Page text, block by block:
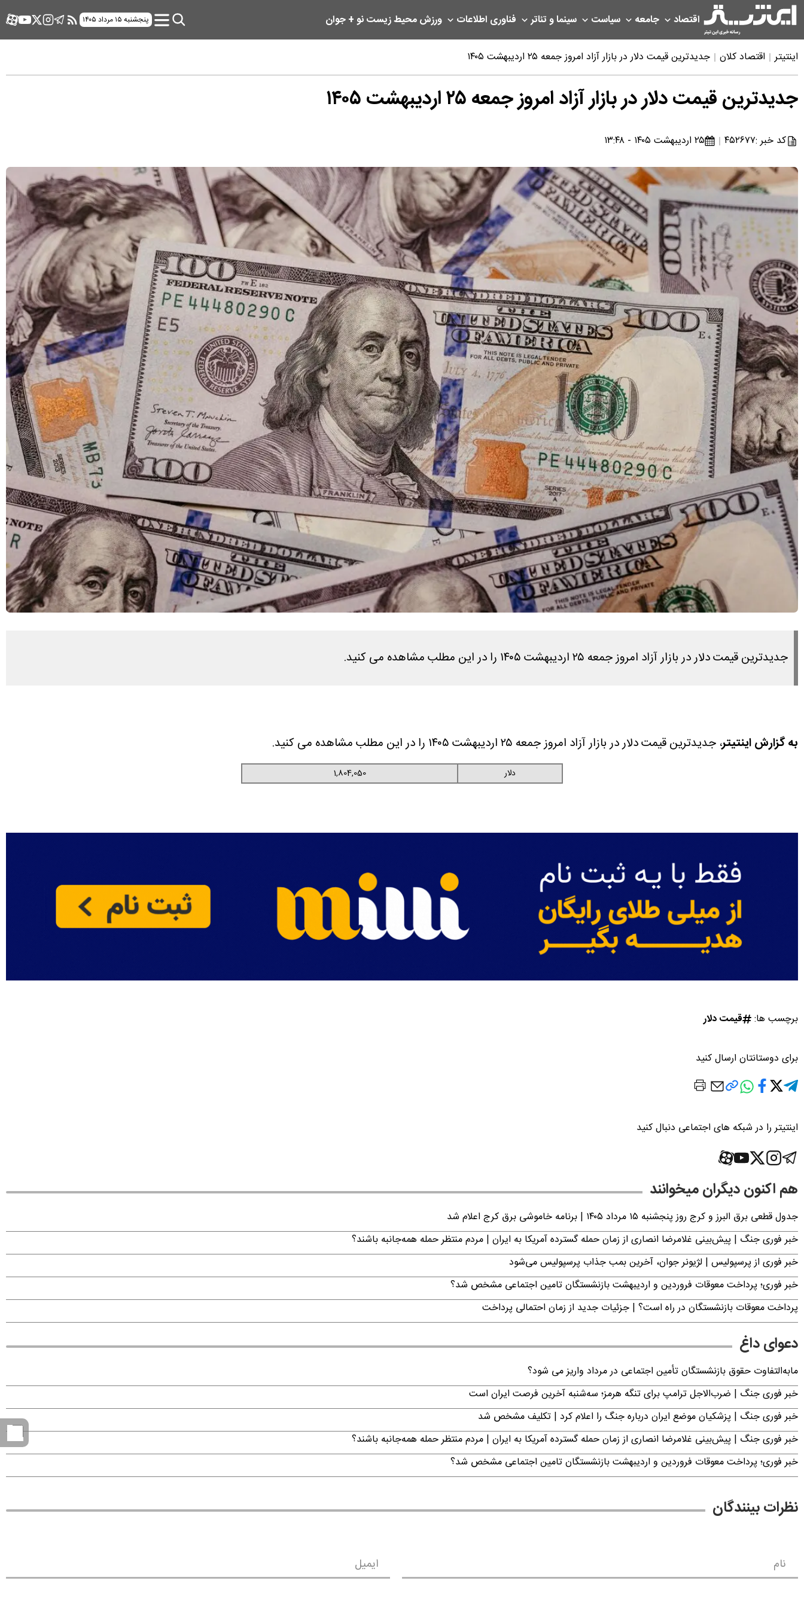
اقتصاد جامعه سیاست سینما و تئاتر فناوری اطلاعات ورزشمحیط زیستنو + جوان پنجشنبه ۱۵ مرداد ۱۴۰۵
اینتیتر اقتصاد کلان جدیدترین قیمت دلار در بازار آزاد امروز جمعه ۲۵ اردیبهشت ۱۴۰۵
جدیدترین قیمت دلار در بازار آزاد امروز جمعه ۲۵ اردیبهشت ۱۴۰۵
کد خبر :۴۵۲۶۷۷ ۲۵ اردیبهشت ۱۴۰۵ - ۱۳:۴۸
جدیدترین قیمت دلار در بازار آزاد امروز جمعه ۲۵ اردیبهشت ۱۴۰۵ را در این مطلب مشاهده می کنید.
به گزارش اینتیتر، جدیدترین قیمت دلار در بازار آزاد امروز جمعه ۲۵ اردیبهشت ۱۴۰۵ را در این مطلب مشاهده می کنید.
دلار 1,804,050
برچسب ها: قیمت دلار
برای دوستانتان ارسال کنید
اینتیتر را در شبکه های اجتماعی دنبال کنید
هم اکنون دیگران میخوانند
جدول قطعی برق البرز و کرج روز پنجشنبه ۱۵ مرداد ۱۴۰۵ | برنامه خاموشی برق کرج اعلام شد
خبر فوری جنگ | پیش‌بینی غلامرضا انصاری از زمان حمله گسترده آمریکا به ایران | مردم منتظر حمله همه‌جانبه باشند؟
خبر فوری از پرسپولیس | لژیونر جوان، آخرین بمب جذاب پرسپولیس می‌شود
خبر فوری؛ پرداخت معوقات فروردین و اردیبهشت بازنشستگان تامین اجتماعی مشخص شد؟
پرداخت معوقات بازنشستگان در راه است؟ | جزئیات جدید از زمان احتمالی پرداخت
دعوای داغ
مابه‌التفاوت حقوق بازنشستگان تأمین اجتماعی در مرداد واریز می شود؟
خبر فوری جنگ | ضرب‌الاجل ترامپ برای تنگه هرمز؛ سه‌شنبه آخرین فرصت ایران است
خبر فوری جنگ | پزشکیان موضع ایران درباره جنگ را اعلام کرد | تکلیف مشخص شد
خبر فوری جنگ | پیش‌بینی غلامرضا انصاری از زمان حمله گسترده آمریکا به ایران | مردم منتظر حمله همه‌جانبه باشند؟
خبر فوری؛ پرداخت معوقات فروردین و اردیبهشت بازنشستگان تامین اجتماعی مشخص شد؟
نظرات بینندگان
نام ایمیل